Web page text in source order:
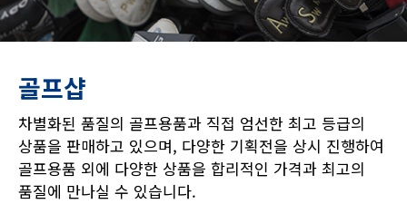
골프샵
차별화된 품질의 골프용품과 직접 엄선한 최고 등급의
상품을 판매하고 있으며, 다양한 기획전을 상시 진행하여
골프용품 외에 다양한 상품을 합리적인 가격과 최고의
품질에 만나실 수 있습니다.